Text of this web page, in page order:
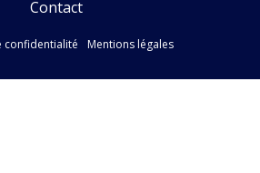
Contact
confidentialité Mentions légales